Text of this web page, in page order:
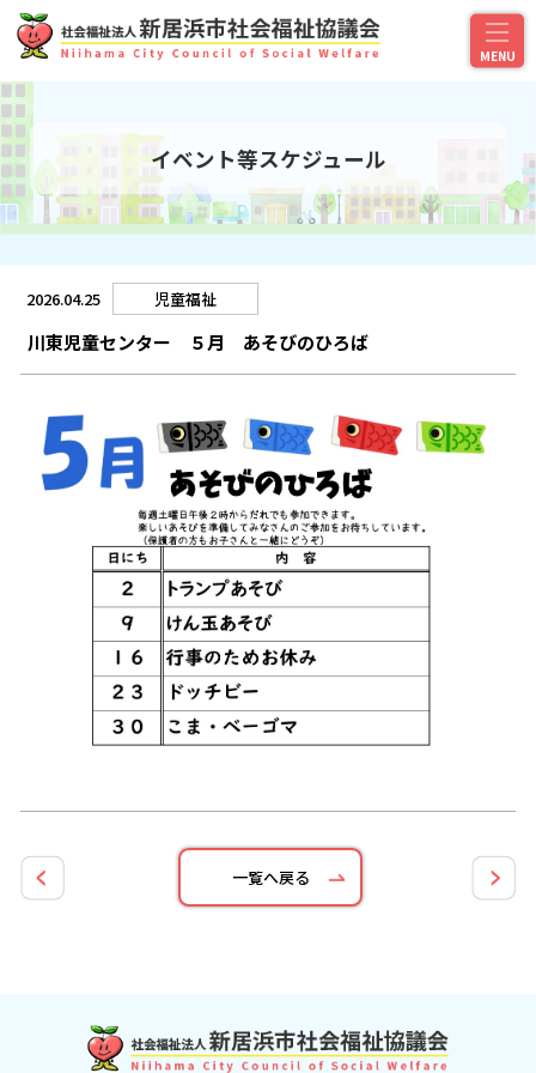
イベント等スケジュール
2026.04.25 児童福祉
川東児童センター ５月 あそびのひろば
一覧へ戻る